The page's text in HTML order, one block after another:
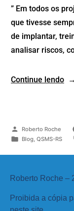
” Em todos os
que tivesse
de implantar,
analisar riscos,
Continue lendo
Roberto Roche
Blog, QSMS-RS
Roberto Roche –
Proibida a cópia